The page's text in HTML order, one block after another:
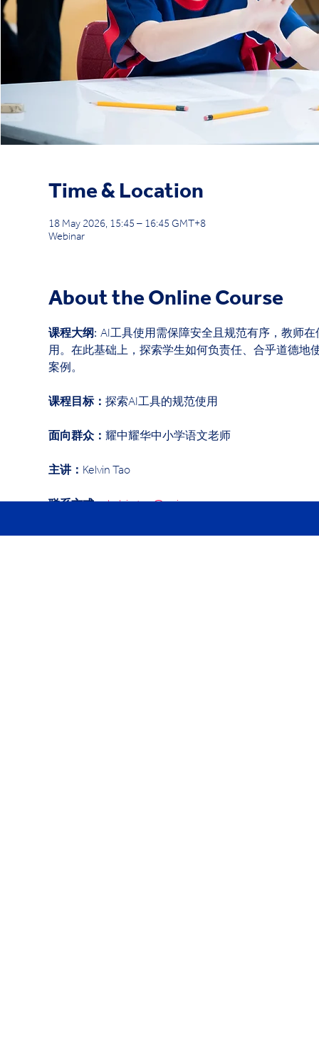
Time & Location
18 May 2026, 15:45 – 16:45 GMT+8
Webinar
About the Online Course
课程大纲: AI工具使用需保障安全且规范有序，教师
用。在此基础上，探索学生如何负责任、合乎道德地
案例。
课程目标：探索AI工具的规范使用
面向群众：耀中耀华中小学语文老师
主讲： Kelvin Tao